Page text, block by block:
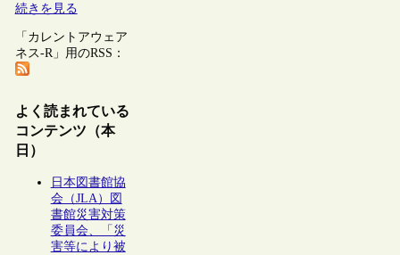
続きを見る
「カレントアウェア
ネス-R」用のRSS：
よく読まれている
コンテンツ（本
日）
日本図書館協
会（JLA）図
書館災害対策
委員会、「災
害等により被